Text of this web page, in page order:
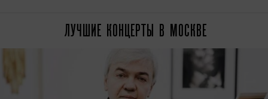
ЛУЧШИЕ КОНЦЕРТЫ В МОСКВЕ